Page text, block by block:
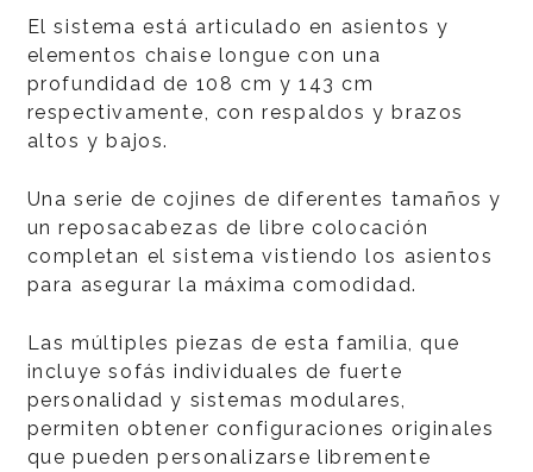
El sistema está articulado en asientos y
elementos chaise longue con una
profundidad de 108 cm y 143 cm
respectivamente, con respaldos y brazos
altos y bajos.
Una serie de cojines de diferentes tamaños y
un reposacabezas de libre colocación
completan el sistema vistiendo los asientos
para asegurar la máxima comodidad.
Las múltiples piezas de esta familia, que
incluye sofás individuales de fuerte
personalidad y sistemas modulares,
permiten obtener configuraciones originales
que pueden personalizarse libremente